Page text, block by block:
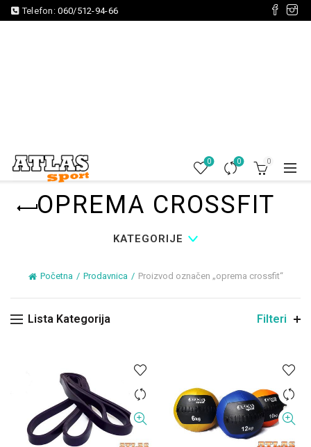
Telefon:060/512-94-66
0 0 0
OPREMA CROSSFIT
KATEGORIJE
Početna Prodavnica Proizvod označen „oprema crossfit“
Lista Kategorija Filteri